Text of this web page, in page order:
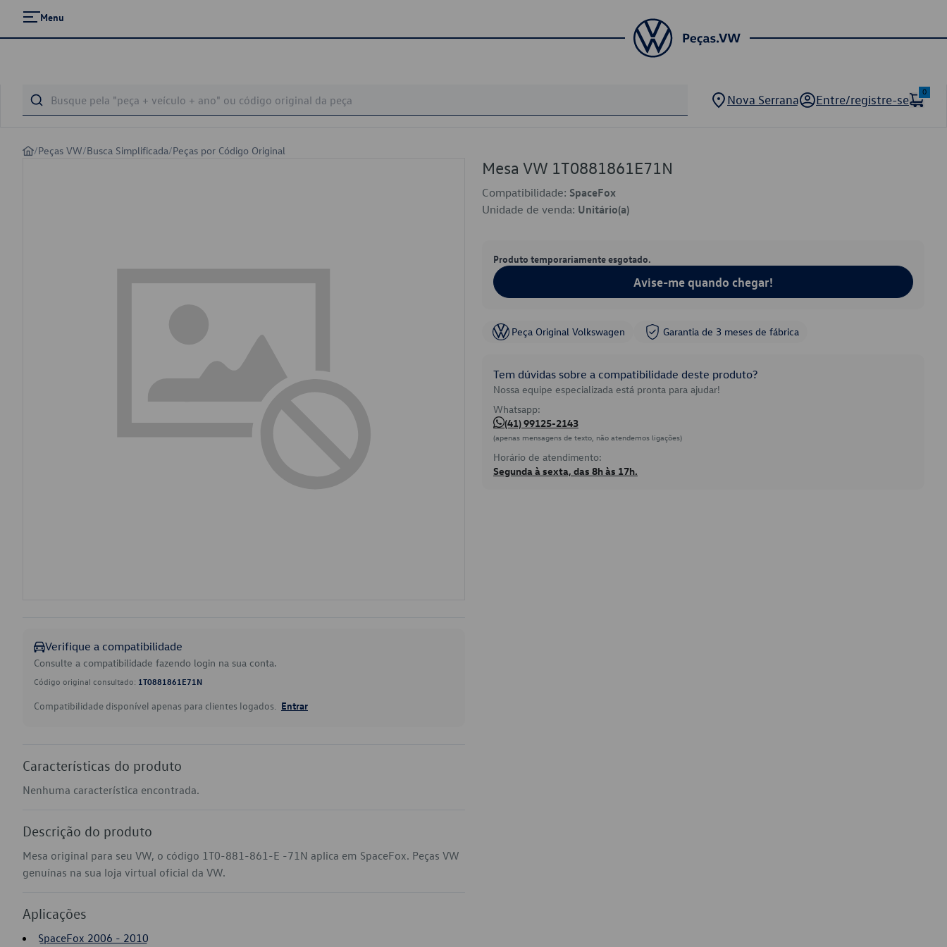
Menu
Nova Serrana Entre/registre-se
0
/Peças VW/Busca Simplificada/Peças por Código Original
Verifique a compatibilidade
Consulte a compatibilidade fazendo login na sua conta.
Código original consultado: 1T0881861E71N
Compatibilidade disponível apenas para clientes logados. Entrar
Características do produto
Nenhuma característica encontrada.
Descrição do produto
Mesa original para seu VW, o código 1T0-881-861-E -71N aplica em SpaceFox. Peças VW
genuínas na sua loja virtual oficial da VW.
Aplicações
SpaceFox 2006 - 2010
Mesa VW 1T0881861E71N
Compatibilidade: SpaceFox
Unidade de venda: Unitário(a)
Produto temporariamente esgotado.
Avise-me quando chegar!
Peça Original Volkswagen Garantia de 3 meses de fábrica
Tem dúvidas sobre a compatibilidade deste produto?
Nossa equipe especializada está pronta para ajudar!
Whatsapp:
(41) 99125-2143
(apenas mensagens de texto, não atendemos ligações)
Horário de atendimento:
Segunda à sexta, das 8h às 17h.